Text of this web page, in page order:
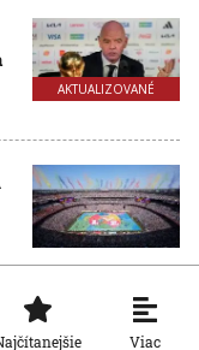
AKTUALIZOVANÉ
Viac